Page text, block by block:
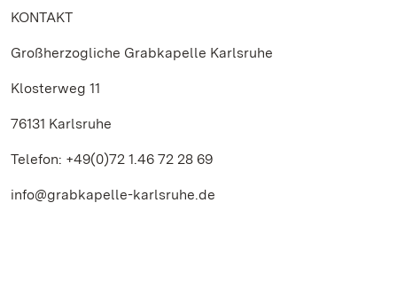
KONTAKT
Großherzogliche Grabkapelle Karlsruhe
Klosterweg 11
76131 Karlsruhe
Telefon: +49(0)72 1.46 72 28 69
info@grabkapelle-karlsruhe.de